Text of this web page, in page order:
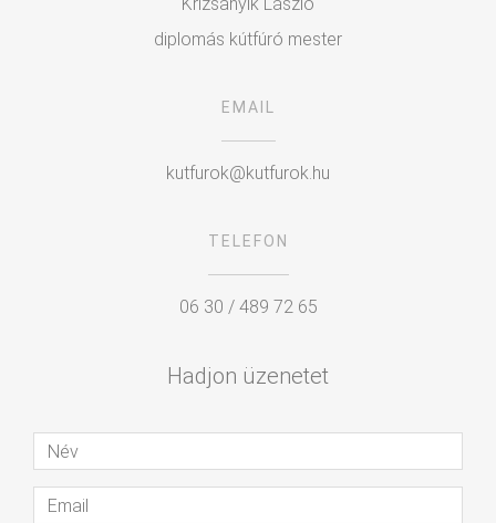
diplomás kútfúró mester
EMAIL
kutfurok@kutfurok.hu
TELEFON
06 30 / 489 72 65
Hadjon üzenetet